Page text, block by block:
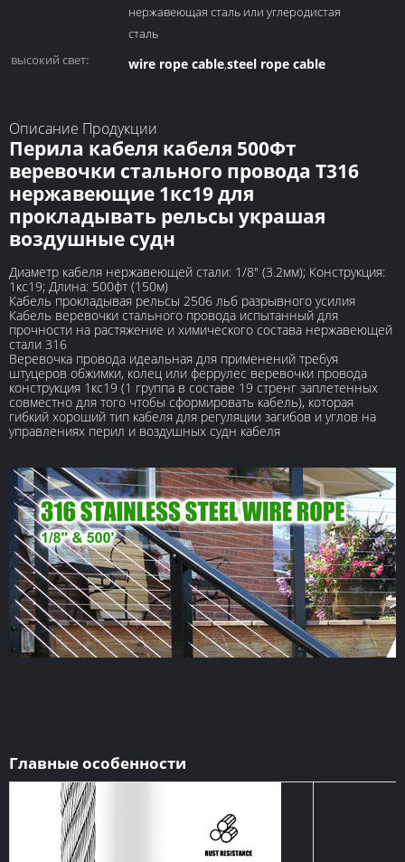
нержавеющая сталь или углеродистая
сталь
высокий свет:
wire rope cable,steel rope cable
Описание Продукции
Перила кабеля кабеля 500Фт
веревочки стального провода Т316
нержавеющие 1кс19 для
прокладывать рельсы украшая
воздушные судн
Диаметр кабеля нержавеющей стали: 1/8" (3.2мм); Конструкция:
1кс19; Длина: 500фт (150м)
Кабель прокладывая рельсы 2506 льб разрывного усилия
Кабель веревочки стального провода испытанный для
прочности на растяжение и химического состава нержавеющей
стали 316
Веревочка провода идеальная для применений требуя
штуцеров обжимки, колец или феррулес веревочки провода
конструкция 1кс19 (1 группа в составе 19 стренг заплетенных
совместно для того чтобы сформировать кабель), которая
гибкий хороший тип кабеля для регуляции загибов и углов на
управлениях перил и воздушных судн кабеля
Главные особенности